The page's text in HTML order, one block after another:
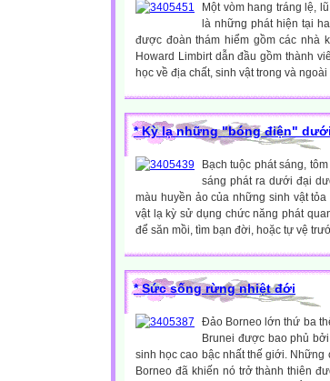
Một vòm hang tráng lệ,
là những phát hiện tại
được đoàn thám hiểm gồm các nhà
Howard Limbirt dẫn đầu gồm thành
học về địa chất, sinh vật trong và
* Kỳ lạ những "bóng điện"
Bạch tuộc phát sáng,
sáng phát ra dưới đại
màu huyền ảo của những sinh vật
vật lạ kỳ sử dụng chức năng phát
để săn mồi, tìm bạn đời, hoặc tự vệ
* Sức sống rừng nhiệt đới
Đảo Borneo lớn thứ ba
Brunei được bao phủ
sinh học cao bậc nhất thế giới.
Borneo đã khiến nó trở thành thiên